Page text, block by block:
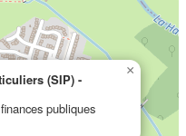
(SIP) -
publiques
×